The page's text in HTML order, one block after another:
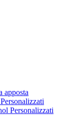
apposta
Personalizzati